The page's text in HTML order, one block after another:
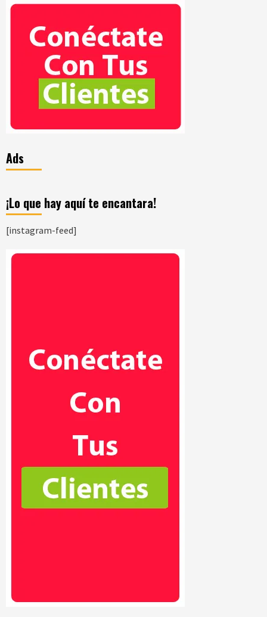
Ads
¡Lo que hay aquí te encantara!
[instagram-feed]